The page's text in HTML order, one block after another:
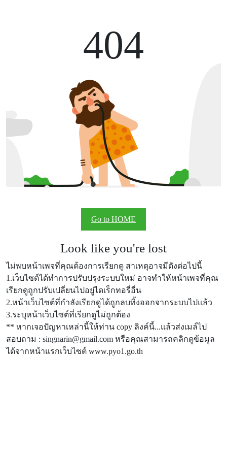
404
Go to HOME
Look like you're lost
ไม่พบหน้าเพจที่คุณต้องการเรียกดู สาเหตุอาจมีดังต่อไปนี้
1.เว็บไซต์ได้ทำการปรับปรุงระบบใหม่ อาจทำให้หน้าเพจที่คุณ
เรียกดูถูกปรับเปลี่ยนไปอยู่ไดเร็กทอรี่อื่น
2.หน้าเว็บไซต์ที่กำลังเรียกดูได้ถูกลบทิ้งออกจากระบบไปแล้ว
3.ระบุหน้าเว็บไซต์ที่เรียกดูไม่ถูกต้อง
** หากเจอปัญหาเหล่านี้ให้ท่าน copy ลิงค์นี้...แล้วส่งเมล์ไป
สอบถาม : singnarin@gmail.com หรือคุณสามารถคลิกดูข้อมูล
ได้จากหน้าแรกเว็บไซต์ www.pyo1.go.th